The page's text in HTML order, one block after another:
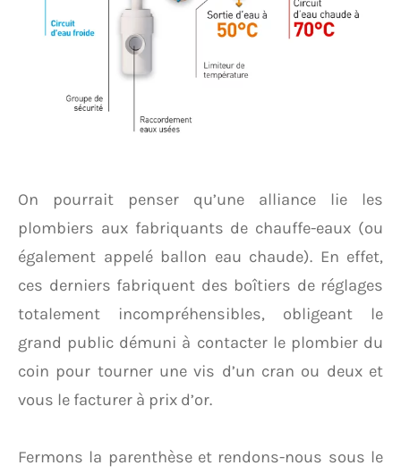
On pourrait penser qu’une alliance lie les
plombiers aux fabriquants de chauffe-eaux (ou
également appelé ballon eau chaude). En effet,
ces derniers fabriquent des boîtiers de réglages
totalement incompréhensibles, obligeant le
grand public démuni à contacter le plombier du
coin pour tourner une vis d’un cran ou deux et
vous le facturer à prix d’or.
Fermons la parenthèse et rendons-nous sous le